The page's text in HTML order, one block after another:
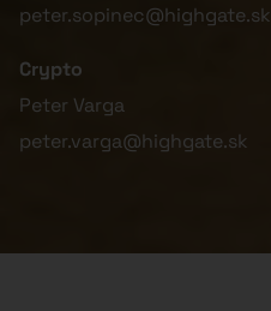
peter.sopinec@highgate.sk
Crypto
Peter Varga
peter.varga@highgate.sk